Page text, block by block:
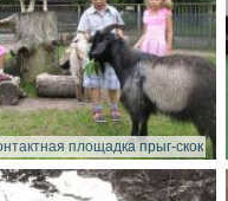
площадка прыг-скок